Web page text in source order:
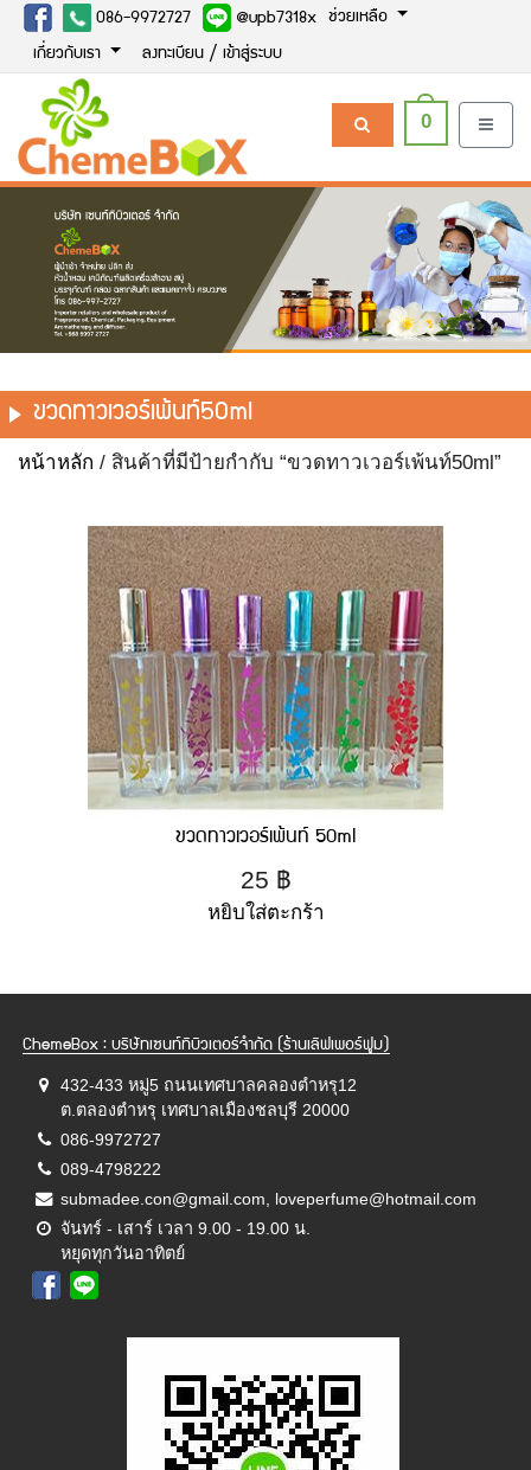
086-9972727 @upb7318x ช่วยเหลือ
เกี่ยวกับเรา ลงทะเบียน / เข้าสู่ระบบ
0
ขวดทาวเวอร์เพ้นท์50ml
หน้าหลัก / สินค้าที่มีป้ายกำกับ “ขวดทาวเวอร์เพ้นท์50ml”
ขวดทาวเวอร์เพ้นท์ 50ml
25 ฿
หยิบใส่ตะกร้า
ChemeBox : บริษัทเซนท์ทิบิวเตอร์จำกัด (ร้านเลิฟเพอร์ฟูม)
432-433 หมู่5 ถนนเทศบาลคลองตำหรุ12
ต.ตลองตำหรุ เทศบาลเมืองชลบุรี 20000
086-9972727
089-4798222
submadee.con@gmail.com, loveperfume@hotmail.com
จันทร์ - เสาร์ เวลา 9.00 - 19.00 น.
หยุดทุกวันอาทิตย์